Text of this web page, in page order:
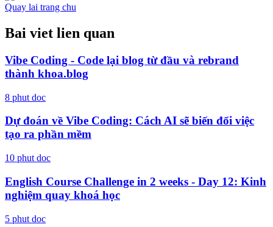
Quay lai trang chu
Bai viet lien quan
Vibe Coding - Code lại blog từ đầu và rebrand
thành khoa.blog
8 phut doc
Dự đoán về Vibe Coding: Cách AI sẽ biến đổi việc
tạo ra phần mềm
10 phut doc
English Course Challenge in 2 weeks - Day 12: Kinh
nghiệm quay khoá học
5 phut doc